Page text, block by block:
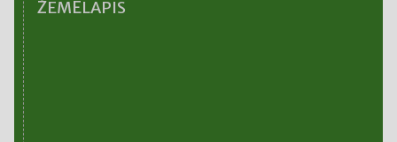
ŽEMĖLAPIS